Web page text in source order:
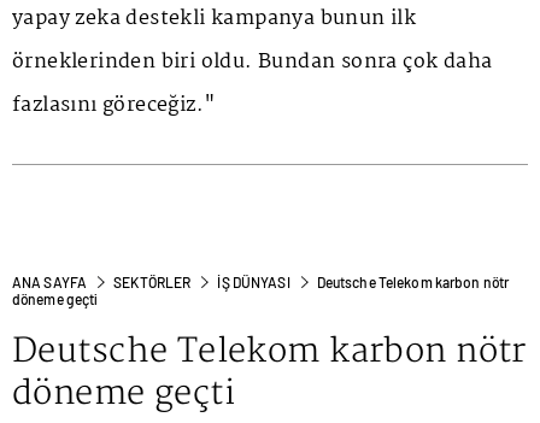
yapay zeka destekli kampanya bunun ilk
örneklerinden biri oldu. Bundan sonra çok daha
fazlasını göreceğiz."
ANA SAYFA SEKTÖRLER İŞ DÜNYASI
Deutsche Telekom karbon nötr
döneme geçti
Deutsche Telekom karbon nötr
döneme geçti